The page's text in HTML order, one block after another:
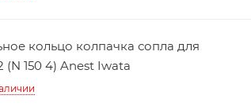
кольцо колпачка сопла для
(N 150 4) Anest Iwata